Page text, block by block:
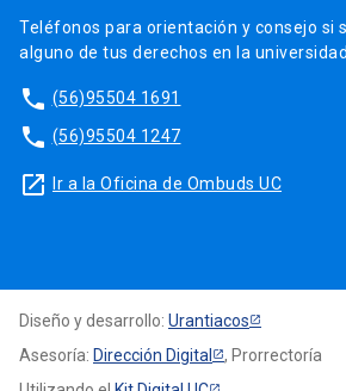
Teléfonos para orientación y consejo si
alguno de tus derechos en la
phone (56)95504 1691
phone (56)95504 1247
launch Ir a la Oficina de Ombuds UC
Diseño y desarrollo: Urantiacos
Asesoría: Dirección Digital
, Prorrectoría